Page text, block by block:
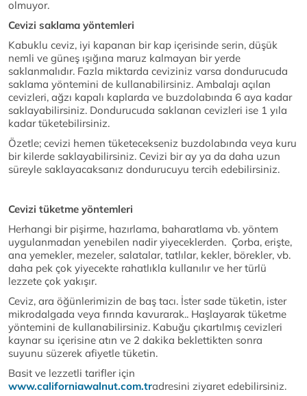
olmuyor.
Cevizi saklama yöntemleri
Kabuklu ceviz, iyi kapanan bir kap içerisinde serin, düşük
nemli ve güneş ışığına maruz kalmayan bir yerde
saklanmalıdır. Fazla miktarda ceviziniz varsa dondurucuda
saklama yöntemini de kullanabilirsiniz. Ambalajı açılan
cevizleri, ağzı kapalı kaplarda ve buzdolabında 6 aya kadar
saklayabilirsiniz. Dondurucuda saklanan cevizleri ise 1 yıla
kadar tüketebilirsiniz.
Özetle; cevizi hemen tüketecekseniz buzdolabında veya kuru
bir kilerde saklayabilirsiniz. Cevizi bir ay ya da daha uzun
süreyle saklayacaksanız dondurucuyu tercih edebilirsiniz.
Cevizi tüketme yöntemleri
Herhangi bir pişirme, hazırlama, baharatlama vb. yöntem
uygulanmadan yenebilen nadir yiyeceklerden. Çorba, erişte,
ana yemekler, mezeler, salatalar, tatlılar, kekler, börekler, vb.
daha pek çok yiyecekte rahatlıkla kullanılır ve her türlü
lezzete çok yakışır.
Ceviz, ara öğünlerimizin de baş tacı. İster sade tüketin, ister
mikrodalgada veya fırında kavurarak.. Haşlayarak tüketme
yöntemini de kullanabilirsiniz. Kabuğu çıkartılmış cevizleri
kaynar su içerisine atın ve 2 dakika beklettikten sonra
suyunu süzerek afiyetle tüketin.
Basit ve lezzetli tarifler için
www.californiawalnut.com.tradresini ziyaret edebilirsiniz.